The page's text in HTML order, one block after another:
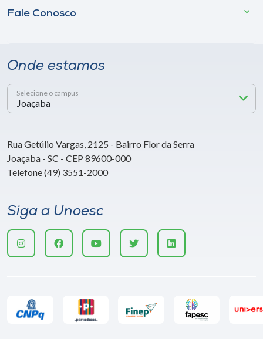
Fale Conosco
Onde estamos
Selecione o campus
Rua Getúlio Vargas, 2125 - Bairro Flor da Serra
Joaçaba - SC - CEP 89600-000
Telefone (49) 3551-2000
Siga a Unoesc